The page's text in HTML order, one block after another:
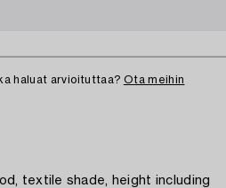
haluat arvioituttaa? Ota meihin
textile shade, height including